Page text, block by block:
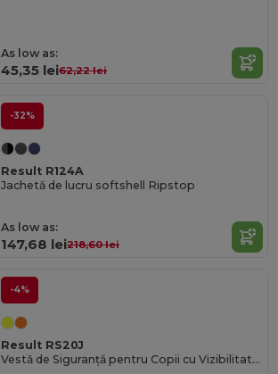
As low as:
45,35 lei62,22 lei
-32%
Result R124A
Jachetă de lucru softshell Ripstop
As low as:
147,68 lei218,60 lei
-4%
Result RS20J
Vestă de Siguranță pentru Copii cu Vizibilitate Ridicată pentru Activități în Aer Liber